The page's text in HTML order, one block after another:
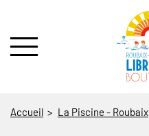
Accueil La Piscine - Roubaix